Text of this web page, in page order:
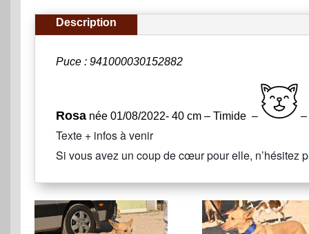
Description
Puce : 941000030152882
Rosa née 01/08/2022- 40 cm – Timide – –
Texte + infos à venir
Si vous avez un coup de cœur pour elle, n’hésitez